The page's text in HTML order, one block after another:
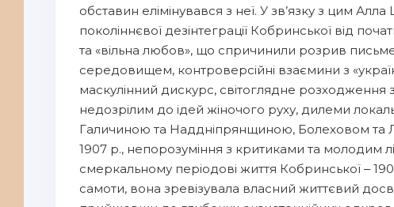
обставин елімінувався з неї. У зв’язку з цим
поколіннєвої дезінтеграції Кобринської від
та «вільна любов», що спричинили розрив
середовищем, контроверсійні взаємини з
маскулінний дискурс, світоглядне
недозрілим до ідей жіночого руху, дилеми
Галичиною та Наддніпрянщиною, Болеховом та
1907 р., непорозуміння з критиками та молодим
смеркальному періодові життя Кобринської ‒
самоти, вона зревізувала власний життєвий